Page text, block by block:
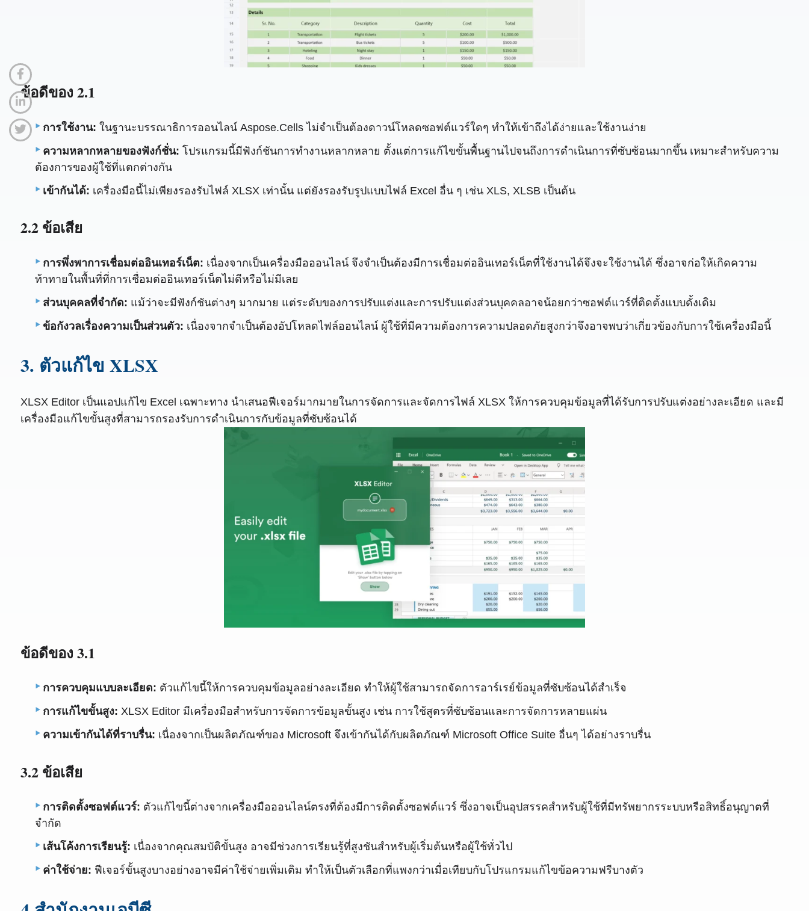
ข้อดีของ 2.1
การใช้งาน:ในฐานะบรรณาธิการออนไลน์ Aspose.Cells ไม่จำเป็นต้องดาวน์โหลดซอฟต์แวร์ใดๆ ทำให้เข้าถึงได้ง่ายและใช้งานง่าย
ความหลากหลายของฟังก์ชั่น:โปรแกรมนี้มีฟังก์ชันการทำงานหลากหลาย ตั้งแต่การแก้ไขขั้นพื้นฐานไปจนถึงการดำเนินการที่ซับซ้อนมากขึ้น เหมาะสำหรับความ
ต้องการของผู้ใช้ที่แตกต่างกัน
เข้ากันได้: เครื่องมือนี้ไม่เพียงรองรับไฟล์ XLSX เท่านั้น แต่ยังรองรับรูปแบบไฟล์ Excel อื่น ๆ เช่น XLS, XLSB เป็นต้น
2.2 ข้อเสีย
การพึ่งพาการเชื่อมต่ออินเทอร์เน็ต: เนื่องจากเป็นเครื่องมือออนไลน์ จึงจำเป็นต้องมีการเชื่อมต่ออินเทอร์เน็ตที่ใช้งานได้จึงจะใช้งานได้ ซึ่งอาจก่อให้เกิดความ
ท้าทายในพื้นที่ที่การเชื่อมต่ออินเทอร์เน็ตไม่ดีหรือไม่มีเลย
ส่วนบุคคลที่จำกัด: แม้ว่าจะมีฟังก์ชันต่างๆ มากมาย แต่ระดับของการปรับแต่งและการปรับแต่งส่วนบุคคลอาจน้อยกว่าซอฟต์แวร์ที่ติดตั้งแบบดั้งเดิม
ข้อกังวลเรื่องความเป็นส่วนตัว: เนื่องจากจำเป็นต้องอัปโหลดไฟล์ออนไลน์ ผู้ใช้ที่มีความต้องการความปลอดภัยสูงกว่าจึงอาจพบว่าเกี่ยวข้องกับการใช้เครื่องมือนี้
3. ตัวแก้ไข XLSX
XLSX Editor เป็นแอปแก้ไข Excel เฉพาะทาง นำเสนอฟีเจอร์มากมายในการจัดการและจัดการไฟล์ XLSX ให้การควบคุมข้อมูลที่ได้รับการปรับแต่งอย่างละเอียด และมี
เครื่องมือแก้ไขขั้นสูงที่สามารถรองรับการดำเนินการกับข้อมูลที่ซับซ้อนได้
ข้อดีของ 3.1
การควบคุมแบบละเอียด: ตัวแก้ไขนี้ให้การควบคุมข้อมูลอย่างละเอียด ทำให้ผู้ใช้สามารถจัดการอาร์เรย์ข้อมูลที่ซับซ้อนได้สำเร็จ
การแก้ไขขั้นสูง:XLSX Editor มีเครื่องมือสำหรับการจัดการข้อมูลขั้นสูง เช่น การใช้สูตรที่ซับซ้อนและการจัดการหลายแผ่น
ความเข้ากันได้ที่ราบรื่น: เนื่องจากเป็นผลิตภัณฑ์ของ Microsoft จึงเข้ากันได้กับผลิตภัณฑ์ Microsoft Office Suite อื่นๆ ได้อย่างราบรื่น
3.2 ข้อเสีย
การติดตั้งซอฟต์แวร์: ตัวแก้ไขนี้ต่างจากเครื่องมือออนไลน์ตรงที่ต้องมีการติดตั้งซอฟต์แวร์ ซึ่งอาจเป็นอุปสรรคสำหรับผู้ใช้ที่มีทรัพยากรระบบหรือสิทธิ์อนุญาตที่
จำกัด
เส้นโค้งการเรียนรู้: เนื่องจากคุณสมบัติขั้นสูง อาจมีช่วงการเรียนรู้ที่สูงชันสำหรับผู้เริ่มต้นหรือผู้ใช้ทั่วไป
ค่าใช้จ่าย: ฟีเจอร์ขั้นสูงบางอย่างอาจมีค่าใช้จ่ายเพิ่มเติม ทำให้เป็นตัวเลือกที่แพงกว่าเมื่อเทียบกับโปรแกรมแก้ไขข้อความฟรีบางตัว